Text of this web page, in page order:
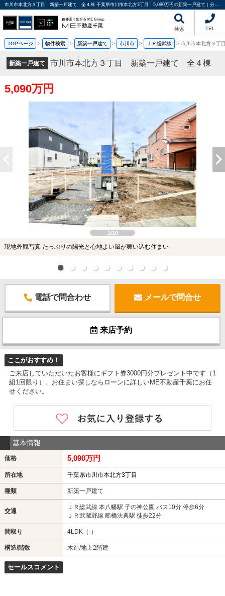
市川市本北方３丁目 新築一戸建て 全４棟 千葉県市川市本北方3丁目｜5,090万円の新築一戸建て｜分譲住宅や新築物件｜ME不動産千葉
検索 TEL
TOPページ > 物件検索 > 新築一戸建て > 市川市 > ＪＲ総武線 > 市川市本北方３
新築一戸建て 市川市本北方３丁目 新築一戸建て 全４棟
5,090万円
1/10
現地外観写真 たっぷりの陽光と心地よい風が舞い込む住まい
電話で問合わせ メールで問合せ
来店予約
ここがおすすめ！
ご来店していただいたお客様にギフト券3000円分プレゼント中です（1
組1回限り）。お住まい探しならローンに詳しいME不動産千葉にお任
せください。
基本情報
価格 5,090万円
所在地 千葉県市川市本北方3丁目
種類 新築一戸建て
交通
ＪＲ総武線 本八幡駅 子の神公園 バス10分 停歩6分
ＪＲ武蔵野線 船橋法典駅 徒歩22分
間取り 4LDK（-）
構造/階数 木造/地上2階建
セールスコメント